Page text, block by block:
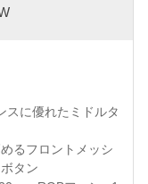
スに優れたミドルタ
るフロントメッシ
タン